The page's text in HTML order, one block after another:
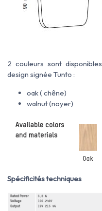
2 couleurs sont
design signée Tunto :
oak ( chêne)
walnut (noyer)
Spécificités techniques